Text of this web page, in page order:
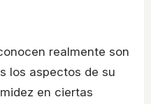
realmente son
los aspectos de su
en ciertas